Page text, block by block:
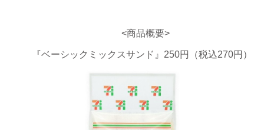
宅配ロッカー（店舗限定）
セブン‐イレブンの「商品力」
セブン-イレブンの横顔
ภาษาไทย(บริการ)
<商品概要>
『ベーシックミックスサンド』250円（税込270円）